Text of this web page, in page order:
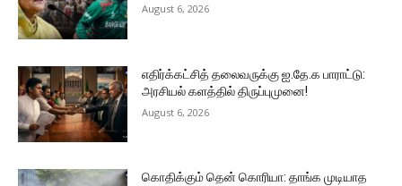
August 6, 2026
எதிர்க்கட்சித் தலைவருக்கு ஐ.தே.க பாராட்டு:
அரசியல் களத்தில் திருப்புமுனை!
August 6, 2026
கொதிக்கும் தென் கொரியா: தாங்க முடியாத